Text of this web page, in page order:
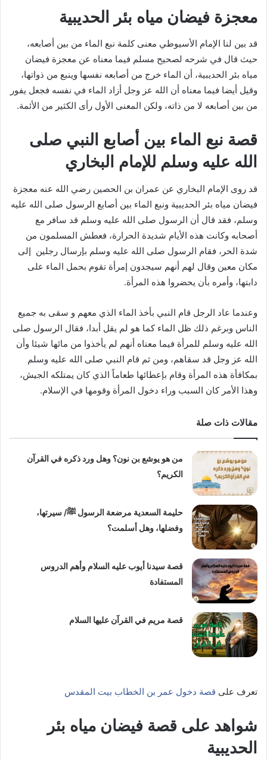
معجزة فيضان مياه بئر الحديبية
قد بين لنا الإمام الأسيوطي معنى كلمة نبع الماء من بين أصابعه،
حيث قال في شرحه لصحيح مسلم فيما معناه عن معجزة فيضان
مياه بئر الحديبية، أن الماء خرج من أصابعه نفسها وينبع من ذواتها،
وقيل أيضا فيما معناه أن الله عز وجل أزاد الماء في نفسه فجعل يفور
من بين أصابعه لا من ذاته، ولكن المعنى الأول رأى الكثير من الأئمة.
قصة نبع الماء بين أصابع النبي صلى
الله عليه وسلم للإمام البخاري
قد روى الإمام البخاري عن عمران بن الحصين رضي الله عنه معجزة
فيضان مياه بئر الحديبية ونبع الماء بين أصابع الرسول صلى الله عليه
وسلم، فقد قال أن الرسول صلى الله عليه وسلم قد سافر مع
أصحابه وكانت هذه الأيام شديدة الحرارة، فعطش المسلمون من
شدة الحر، فقام الرسول صلى الله عليه وسلم بإرسال رجلين إلى
مكان معين وقال لهم أنهم سيجدون إمرأة تقوم بحمل الماء على
دابتها، وأمره بأن يحضروا هذه المرأة.
وعندما عاد الرجل قام النبي بأخذ الماء الذي معهم و سقى به جميع
الناس وبرغم ذلك ظل الماء كما هو لم يقل أبدا، فقال الرسول صلى
الله عليه وسلم للمرأة فيما معناه أنهم لم يأخذوا من مائها شيئا وأن
الله عز وجل قد سقاهم، ومن ثم قام النبي صلى الله عليه وسلم
بمكافأة هذه المرأة وقام بإعطائها طعاماً الذي كان يمتلكه الجيش،
وهذا الأمر كان السبب وراء دخول المرأة وقومها في الإسلام.
مقالات ذات صلة
من هو يوشع بن نون؟ وهل ورد ذكره في القرآن
الكريم؟
حليمة السعدية مرضعة الرسول ﷺ/ سيرتها،
وفضلها، وهل أسلمت؟
قصة سيدنا أيوب عليه السلام وأهم الدروس
المستفادة
قصة مريم في القرآن عليها السلام
تعرف على قصة دخول عمر بن الخطاب بيت المقدس
شواهد على قصة فيضان مياه بئر
الحديبية